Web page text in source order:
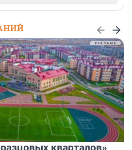
кварталов»